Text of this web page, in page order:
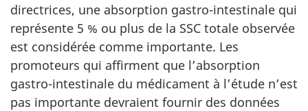
directrices, une absorption gastro-intestinale qui
représente 5 % ou plus de la SSC totale observée
est considérée comme importante. Les
promoteurs qui affirment que l’absorption
gastro-intestinale du médicament à l’étude n’est
pas importante devraient fournir des données